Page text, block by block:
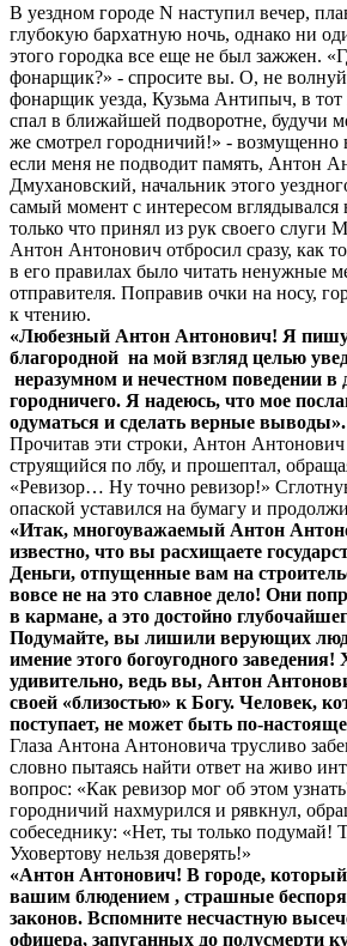
В уездном городе N наступил вечер,
глубокую бархатную ночь, однако ни
этого городка все еще не был зажжен.
фонарщик?» - спросите вы. О, не
фонарщик уезда, Кузьма Антипыч, в тот
спал в ближайшей подворотне, будучи
же смотрел городничий!» - возмущенно
если меня не подводит память, Антон
Дмухановский, начальник этого
самый момент с интересом вглядывался
только что принял из рук своего слуги
Антон Антонович отбросил сразу, как
в его правилах было читать ненужные
отправителя. Поправив очки на носу,
к чтению.
«Любезный Антон Антонович! Я пишу
благородной на мой взгляд целью
неразумном и нечестном поведении в
городничего. Я надеюсь, что мое
одуматься и сделать верные выводы».
Прочитав эти строки, Антон Антонович
струящийся по лбу, и прошептал,
«Ревизор… Ну точно ревизор!»
опаской уставился на бумагу и
«Итак, многоуважаемый Антон
известно, что вы расхищаете
Деньги, отпущенные вам на
вовсе не на это славное дело! Они
в кармане, а это достойно
Подумайте, вы лишили верующих
имение этого богоугодного
удивительно, ведь вы, Антон
своей «близостью» к Богу. Человек,
поступает, не может быть по-
Глаза Антона Антоновича трусливо
словно пытаясь найти ответ на живо
вопрос: «Как ревизор мог об этом
городничий нахмурился и рявкнул,
собеседнику: «Нет, ты только подумай!
Уховертову нельзя доверять!»
«Антон Антонович! В городе, который
вашим блюдением , страшные
законов. Вспомните несчастную
офицера, запуганных до полусмерти